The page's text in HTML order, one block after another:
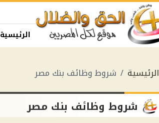
الرئيسية
الرئيسية شروط وظائف بنك مصر
شروط وظائف بنك مصر